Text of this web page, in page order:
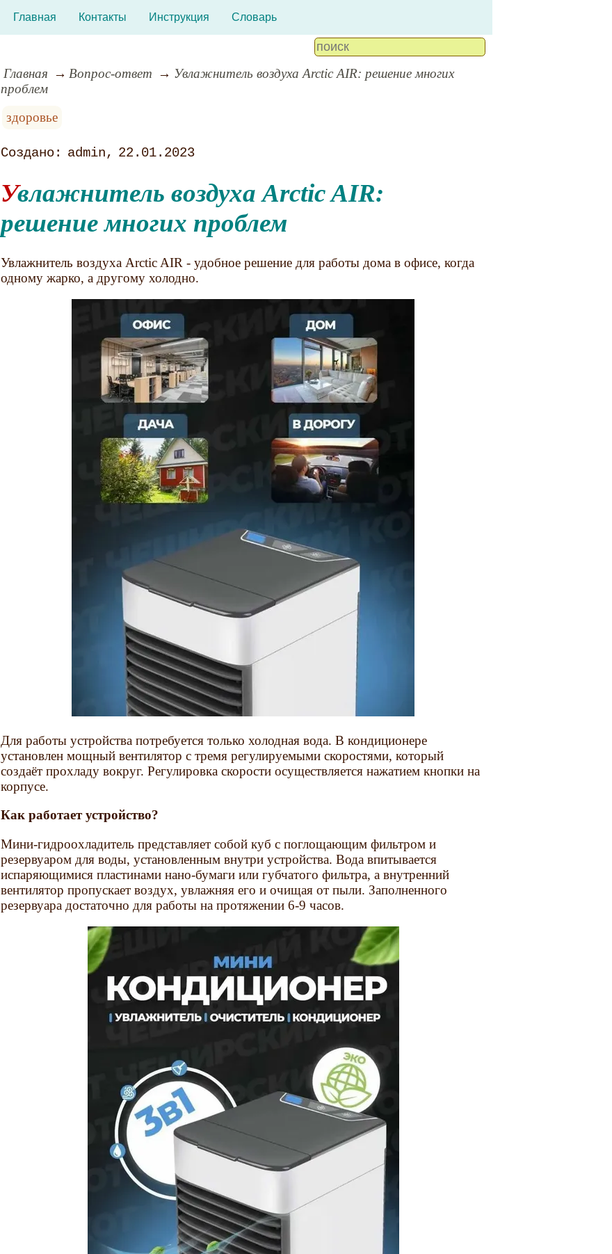
Главная Контакты Инструкция Словарь
Главная Вопрос-ответ
Увлажнитель воздуха Arctic AIR: решение многих
проблем
здоровье
admin 22.01.2023
Увлажнитель воздуха Arctic AIR:
решение многих проблем
Увлажнитель воздуха Arctic AIR - удобное решение для работы дома в офисе, когда
одному жарко, а другому холодно.
Для работы устройства потребуется только холодная вода. В кондиционере
установлен мощный вентилятор с тремя регулируемыми скоростями, который
создаёт прохладу вокруг. Регулировка скорости осуществляется нажатием кнопки на
корпусе.
Как работает устройство?
Мини-гидроохладитель представляет собой куб с поглощающим фильтром и
резервуаром для воды, установленным внутри устройства. Вода впитывается
испаряющимися пластинами нано-бумаги или губчатого фильтра, а внутренний
вентилятор пропускает воздух, увлажняя его и очищая от пыли. Заполненного
резервуара достаточно для работы на протяжении 6-9 часов.